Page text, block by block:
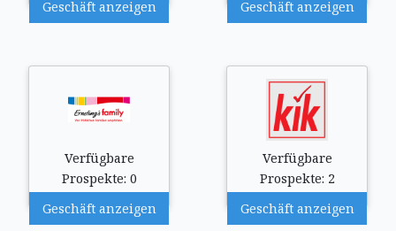
Geschäft anzeigen
Geschäft anzeigen
Verfügbare
Prospekte: 0
Geschäft anzeigen
Verfügbare
Prospekte: 2
Geschäft anzeigen